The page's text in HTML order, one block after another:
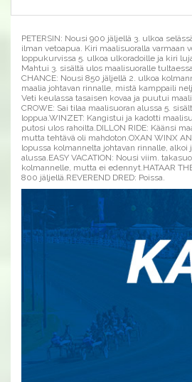
PETERSIN: Nousi 900 jäljellä 3. ulkoa
ilman vetoapua. Kiri maalisuoralla varmaan
loppukurvissa 5. ulkoa ulkoradoille ja kiri
Mahtui 3. sisältä ulos maalisuoralle
CHANCE: Nousi 850 jäljellä 2. ulkoa
maalia johtavan rinnalle, mistä kamppaili
Veti keulassa tasaisen kovaa ja puutui
CROWE: Sai tilaa maalisuoran alussa 5.
loppua.WINZET: Kangistui ja kadotti
putosi ulos rahoilta.DILLON RIDE: Käänsi
mutta tehtävä oli mahdoton.OXAN WINX
lopussa kolmannelta johtavan rinnalle, alkoi
alussa.EASY VACATION: Nousi viim.
kolmannelle, mutta ei edennyt.HATAAR
800 jäljellä.REVEREND DRED: Poissa.